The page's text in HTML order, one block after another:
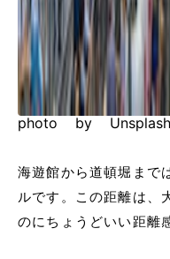
photo by Unsplash
海遊館から道頓堀まで
ルです。この距離は、
のにちょうどいい距離